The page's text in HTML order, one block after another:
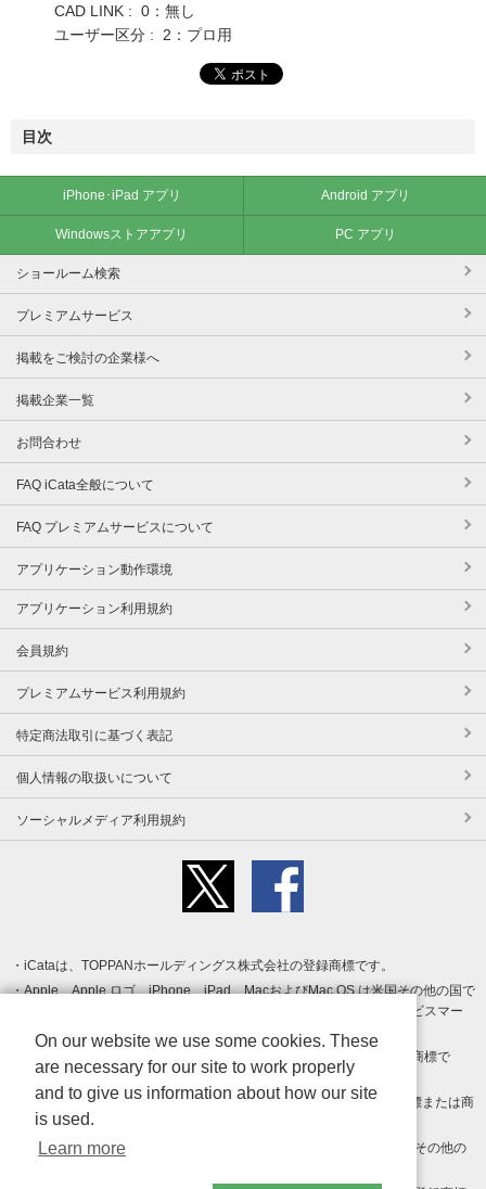
CAD LINK : 0：無し
ユーザー区分 : 2：プロ用
目次
iPhone･iPad アプリ Android アプリ
Windowsストアアプリ PC アプリ
ショールーム検索
プレミアムサービス
掲載をご検討の企業様へ
掲載企業一覧
お問合わせ
FAQ iCata全般について
FAQ プレミアムサービスについて
アプリケーション動作環境
アプリケーション利用規約
会員規約
プレミアムサービス利用規約
特定商法取引に基づく表記
個人情報の取扱いについて
ソーシャルメディア利用規約
iCataは、TOPPANホールディングス株式会社の登録商標です。
Apple、Apple ロゴ、iPhone、iPad、MacおよびMac OS は米国その他の国で
登録された Apple Inc. の商標です。App Store は Apple Inc. のサービスマー
クです。
Android、Google Play および Google Play ロゴ は Google LLC の商標で
す。
Windows は Microsoft Inc.の米国およびその他の国における登録商標または商
標です。
Adobe、Adobe Reader、Adobe PDF は、Adobe Inc.の米国およびその他の
On our website we use some cookies. These
are necessary for our site to work properly
and to give us information about how our site
is used.
Learn more